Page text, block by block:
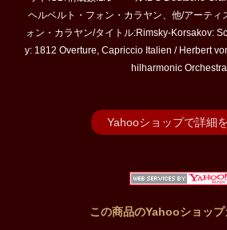
ヘルベルト・フォン・カラヤン、他/アーティ
ォン・カラヤン/タイトル:Rimsky-Korsakov:
y: 1812 Overture, Capriccio Italien / Herbert
hilharmonic Orchestra
Yahooショップで詳細
この商品のYahooショップ